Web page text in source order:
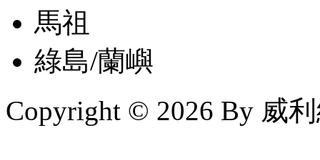
馬祖
綠島/蘭嶼
Copyright © 2026 By 威